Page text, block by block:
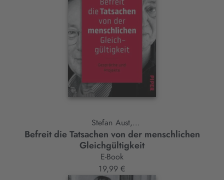
Stefan Aust,
Alexander Kluge
Befreit die Tatsachen von der menschlichen
Gleichgültigkeit
E-Book
19,99 €